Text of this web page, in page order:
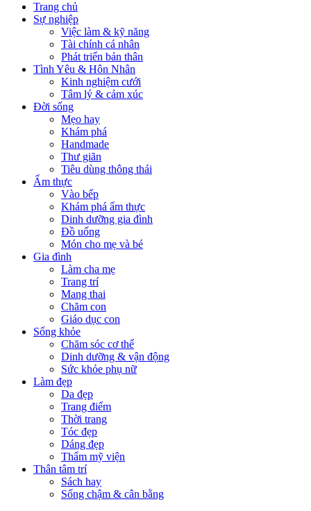
Trang chủ
Sự nghiệp
Việc làm & kỹ năng
Tài chính cá nhân
Phát triển bản thân
Tình Yêu & Hôn Nhân
Kinh nghiệm cưới
Tâm lý & cảm xúc
Đời sống
Mẹo hay
Khám phá
Handmade
Thư giãn
Tiêu dùng thông thái
Ẩm thực
Vào bếp
Khám phá ẩm thực
Dinh dưỡng gia đình
Đồ uống
Món cho mẹ và bé
Gia đình
Làm cha mẹ
Trang trí
Mang thai
Chăm con
Giáo dục con
Sống khỏe
Chăm sóc cơ thể
Dinh dưỡng & vận động
Sức khỏe phụ nữ
Làm đẹp
Da đẹp
Trang điểm
Thời trang
Tóc đẹp
Dáng đẹp
Thẩm mỹ viện
Thân tâm trí
Sách hay
Sống chậm & cân bằng